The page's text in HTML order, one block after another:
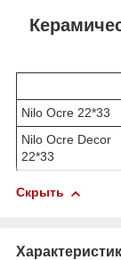
Nilo Ocre 22*33
Nilo Ocre Decor
22*33
Скрыть